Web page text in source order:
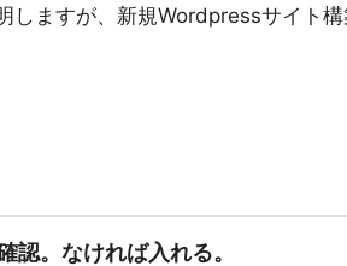
しますが、新規Wordpressサイト
認。なければ入れる。